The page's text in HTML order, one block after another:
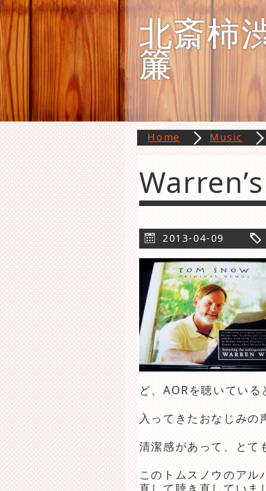
北斎柿
簾
Home Music
2013-04-09
ど、AORを聴いている
入ってきたおなじみの
清潔感があって、とて
このトムスノウのアル